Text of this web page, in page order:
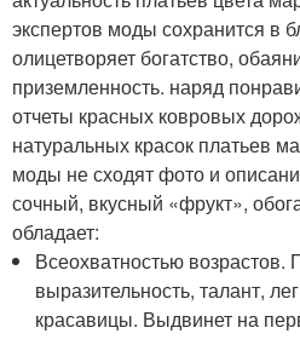
экспертов моды сохранится в
олицетворяет богатство,
приземленность. наряд
отчеты красных ковровых
натуральных красок платьев
моды не сходят фото и
сочный, вкусный «фрукт»,
обладает:
Всеохватностью возрастов.
выразительность, талант,
красавицы. Выдвинет на